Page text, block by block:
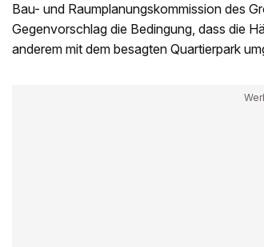
Bau- und Raumplanungskommission des
Gegenvorschlag die Bedingung, dass die
anderem mit dem besagten Quartierpark